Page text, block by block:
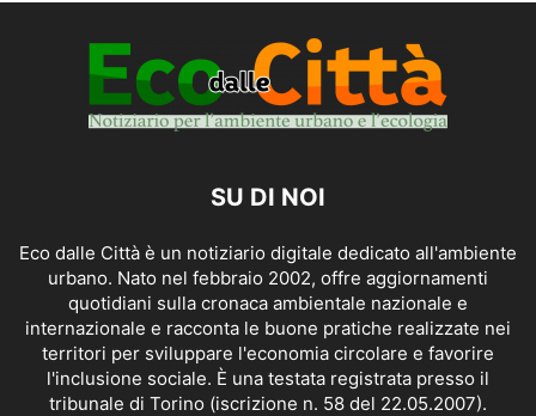
SU DI NOI
Eco dalle Città è un notiziario digitale dedicato all'ambiente
urbano. Nato nel febbraio 2002, offre aggiornamenti
quotidiani sulla cronaca ambientale nazionale e
internazionale e racconta le buone pratiche realizzate nei
territori per sviluppare l'economia circolare e favorire
l'inclusione sociale. È una testata registrata presso il
tribunale di Torino (iscrizione n. 58 del 22.05.2007).